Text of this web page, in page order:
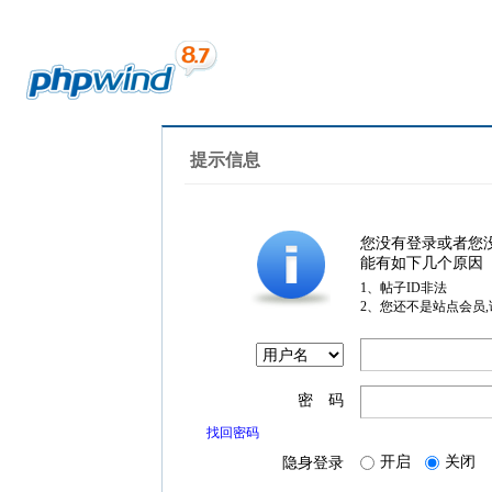
提示信息
您没有登录或者您
能有如下几个原因
1、帖子ID非法
2、您还不是站点会员
密 码
找回密码
隐身登录 开启 关闭